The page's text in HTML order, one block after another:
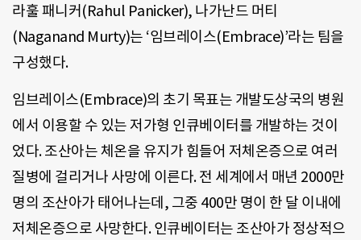
라훌 패니커(Rahul Panicker), 나가난드 머티
(Naganand Murty)는 ‘임브레이스(Embrace)’라는 팀을
구성했다.
임브레이스(Embrace)의 초기 목표는 개발도상국의 병원
에서 이용할 수 있는 저가형 인큐베이터를 개발하는 것이
었다. 조산아는 체온을 유지가 힘들어 저체온증으로 여러
질병에 걸리거나 사망에 이른다. 전 세계에서 매년 2000만
명의 조산아가 태어나는데, 그중 400만 명이 한 달 이내에
저체온증으로 사망한다. 인큐베이터는 조산아가 정상적으